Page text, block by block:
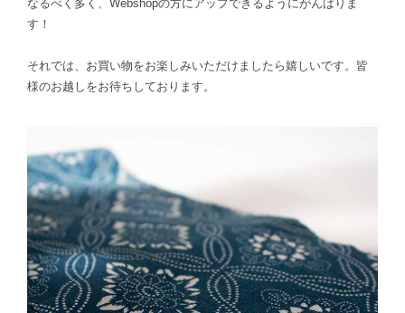
なるべく多く、Webshopの方にアップできるようにがんばりま
す！
それでは、お買い物をお楽しみいただけましたら嬉しいです。皆
様のお越しをお待ちしております。